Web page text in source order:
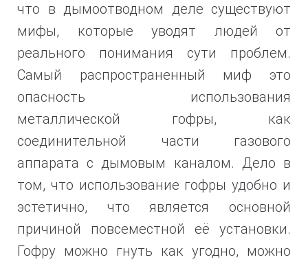
что в дымоотводном деле существуют
мифы, которые уводят людей от
реального понимания сути проблем.
Самый распространенный миф это
опасность использования
металлической гофры, как
соединительной части газового
аппарата с дымовым каналом. Дело в
том, что использование гофры удобно и
эстетично, что является основной
причиной повсеместной её установки.
Гофру можно гнуть как угодно, можно